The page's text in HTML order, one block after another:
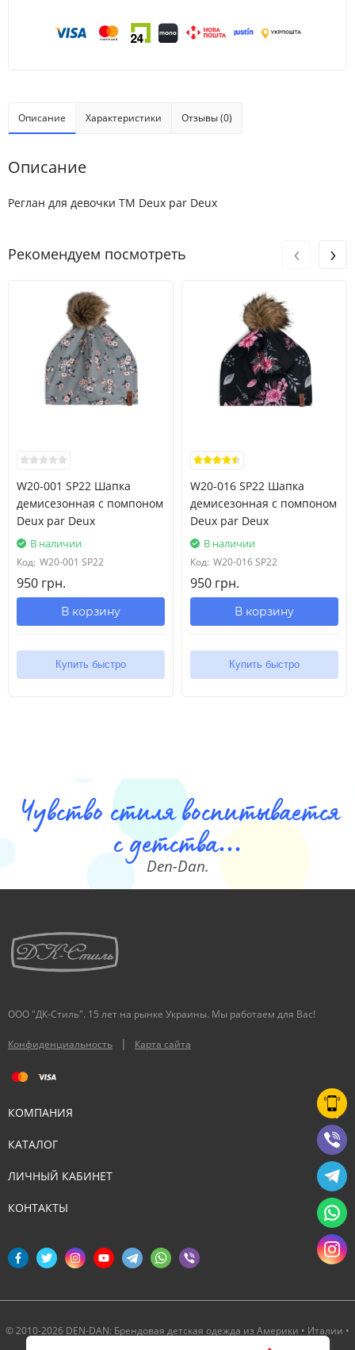
Описание Характеристики Отзывы (0)
Описание
Реглан для девочки ТМ Deux par Deux
Рекомендуем посмотреть
W20-001 SP22 Шапка
демисезонная с помпоном
Deux par Deux
В наличии
Код: W20-001 SP22
950 грн.
В корзину
Купить быстро
W20-016 SP22 Шапка
демисезонная с помпоном
Deux par Deux
В наличии
Код: W20-016 SP22
950 грн.
В корзину
Купить быстро
‹ ›
Чувство стиля воспитывается
с детства...
Den-Dan.
ООО "ДК-Стиль". 15 лет на рынке Украины. Мы работаем для Вас!
Конфиденциальность | Карта сайта
КОМПАНИЯ
КАТАЛОГ
ЛИЧНЫЙ КАБИНЕТ
КОНТАКТЫ
© 2010-2026 DEN-DAN: Брендовая детская одежда из Америки • Италии •